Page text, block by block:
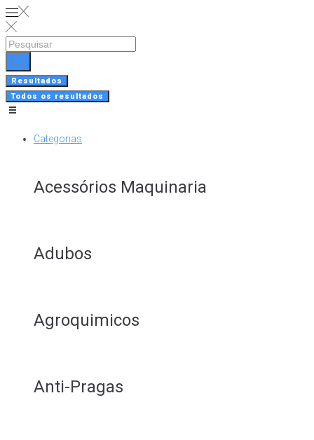
Skip
to
content
Search
Resultados
Todos os resultados
Categorias
Acessórios Maquinaria
Adubos
Agroquimicos
Anti-Pragas